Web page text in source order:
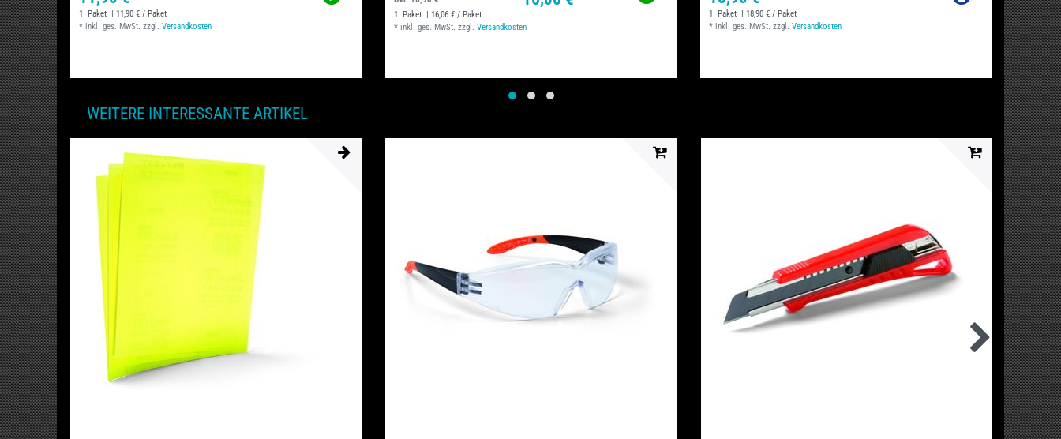
1 Paket
| 11,90 € / Paket
*inkl. ges. MwSt. zzgl.Versandkosten
1 Paket
| 16,06 € / Paket
*inkl. ges. MwSt. zzgl.Versandkosten
1 Paket
| 18,90 € / Paket
*inkl. ges. MwSt. zzgl.Versandkosten
1 Paket |
*inkl.
WEITERE INTERESSANTE ARTIKEL